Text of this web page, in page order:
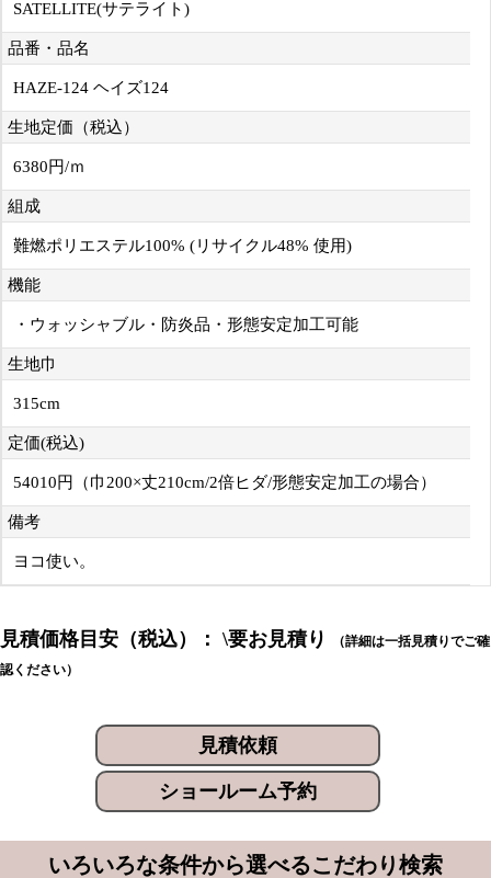
SATELLITE(サテライト)
品番・品名
HAZE-124 ヘイズ124
生地定価（税込）
6380円/ｍ
組成
難燃ポリエステル100% (リサイクル48% 使用)
機能
・ウォッシャブル・防炎品・形態安定加工可能
生地巾
315cm
定価(税込)
54010円（巾200×丈210cm/2倍ヒダ/形態安定加工の場合）
備考
ヨコ使い。
見積価格目安（税込）： \要お見積り
（詳細は一括見積りでご確
認ください）
見積依頼
ショールーム予約
いろいろな条件から選べるこだわり検索